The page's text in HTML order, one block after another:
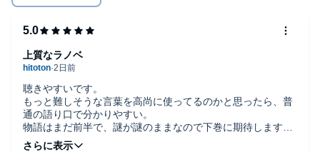
聴きやすいです。
もっと難しそうな言葉を高尚に使ってるのかと思ったら、普
通の語り口で分かりやすい。
物語はまだ前半で、謎が謎のままなので下巻に期待します。
あれ、下巻は有料？
上質なラノベ